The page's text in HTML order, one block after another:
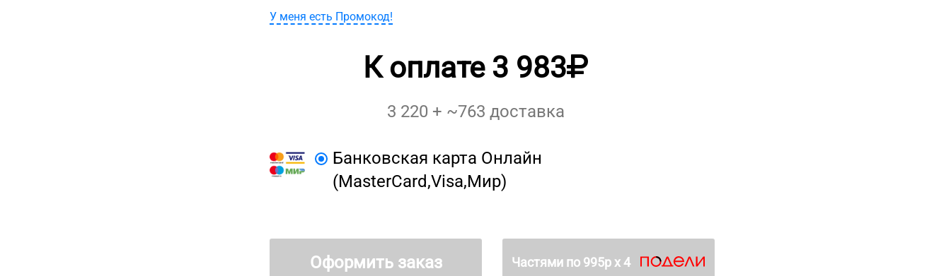
У меня есть Промокод!
К оплате 3 983
3 220 + ~763 доставка
Банковская карта Онлайн
(MasterCard,Visa,Мир)
Оформить заказ Частями по 995р х 4